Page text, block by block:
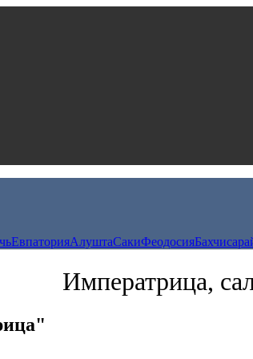
ЕвпаторияАлуштаСакиФеодосия
Императрица,